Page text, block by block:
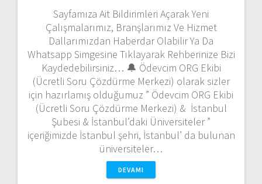
Sayfamıza Ait Bildirimleri Açarak Yeni
Çalışmalarımız, Branşlarımız Ve Hizmet
Dallarımızdan Haberdar Olabilir Ya Da
Whatsapp Simgesine Tıklayarak Rehberinize Bizi
Kaydedebilirsiniz… 🔔 Ödevcim ORG Ekibi
(Ücretli Soru Çözdürme Merkezi) olarak sizler
için hazırlamış olduğumuz ” Ödevcim ORG Ekibi
(Ücretli Soru Çözdürme Merkezi) & İstanbul
Şubesi & İstanbul’daki Üniversiteler ”
içeriğimizde İstanbul şehri, İstanbul’ da bulunan
üniversiteler…
DEVAMI